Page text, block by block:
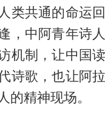
类共通的命运
，中阿青年诗
机制，让中国
诗歌，也让阿
的精神现场。